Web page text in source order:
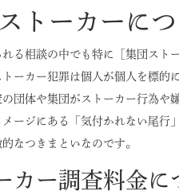
トーカーに
れる相談の中でも特に［集団スト
ーカー犯罪は個人が個人を標的
の団体や集団がストーカー行為や
ージにある「気付かれない尾行
なつきまといなのです。
カー調査料金に